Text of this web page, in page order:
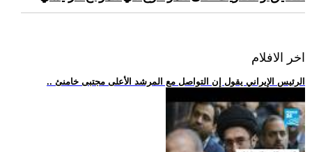
اخر الافلام
.. الرئيس الإيراني يقول إن التواصل مع المرشد الأعلى مجتبى خامنئ